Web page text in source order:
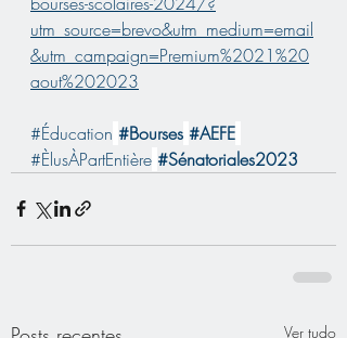
utm_source=brevo&utm_medium=email
&utm_campaign=Premium%2021%20
aout%202023
#Éducation #Bourses #AEFE
#ÈlusÀPartEntière #Sénatoriales2023
Ver tudo